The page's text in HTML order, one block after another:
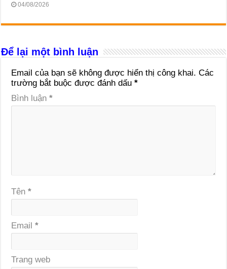
04/08/2026
Để lại một bình luận
Email của bạn sẽ không được hiển thị công khai. Các
trường bắt buộc được đánh dấu*
Bình luận*
Tên*
Email*
Trang web